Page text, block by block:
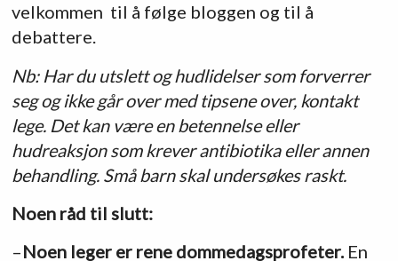
velkommen til å følge bloggen og til å
debattere.
Nb: Har du utslett og hudlidelser som forverrer
seg og ikke går over med tipsene over, kontakt
lege. Det kan være en betennelse eller
hudreaksjon som krever antibiotika eller annen
behandling. Små barn skal undersøkes raskt.
Noen råd til slutt:
–Noen leger er rene dommedagsprofeter.En